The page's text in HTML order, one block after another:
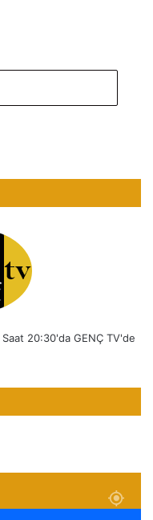
20:30'da GENÇ TV'de